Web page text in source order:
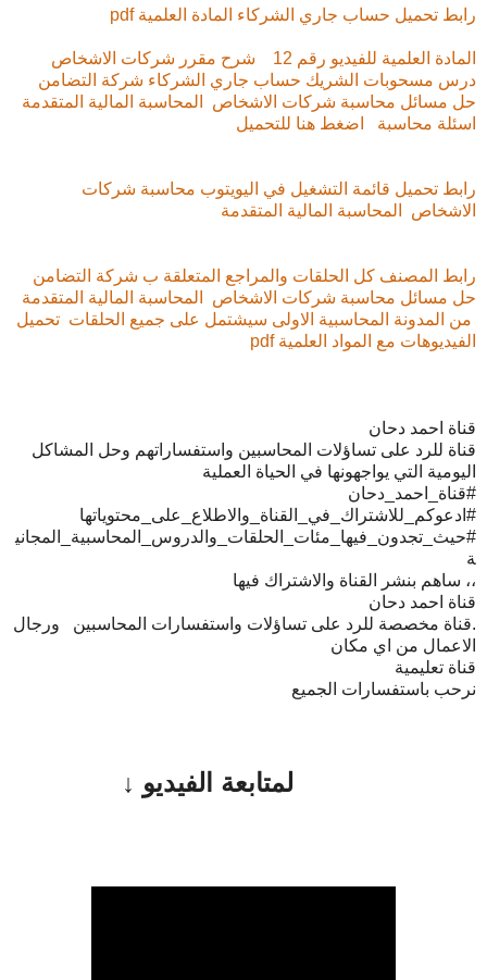
رابط تحميل حساب جاري الشركاء المادة العلمية pdf
المادة العلمية للفيديو رقم 12 شرح مقرر شركات الاشخاص
درس مسحوبات الشريك حساب جاري الشركاء شركة التضامن
حل مسائل محاسبة شركات الاشخاص المحاسبة المالية المتقدمة
اسئلة محاسبة اضغط هنا للتحميل
رابط تحميل قائمة التشغيل في اليويتوب محاسبة شركات
الاشخاص المحاسبة المالية المتقدمة
رابط المصنف كل الحلقات والمراجع المتعلقة ب شركة التضامن
حل مسائل محاسبة شركات الاشخاص المحاسبة المالية المتقدمة
من المدونة المحاسبية الاولى سيشتمل على جميع الحلقات تحميل
الفيديوهات مع المواد العلمية pdf
قناة احمد دحان
قناة للرد على تساؤلات المحاسبين واستفساراتهم وحل المشاكل
اليومية التي يواجهونها في الحياة العملية
#قناة_احمد_دحان
#ادعوكم_للاشتراك_في_القناة_والاطلاع_على_محتوياتها
#حيث_تجدون_فيها_مئات_الحلقات_والدروس_المحاسبية_المجاني
ة
،، ساهم بنشر القناة والاشتراك فيها
قناة احمد دحان
.قناة مخصصة للرد على تساؤلات واستفسارات المحاسبين ورجال
الاعمال من اي مكان
قناة تعليمية
نرحب باستفسارات الجميع
لمتابعة الفيديو ↓